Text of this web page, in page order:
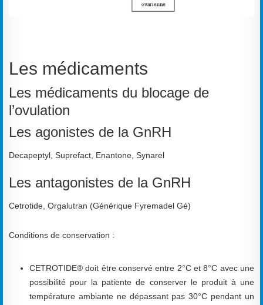
Les médicaments
Les médicaments du blocage de
l’ovulation
Les agonistes de la GnRH
Decapeptyl, Suprefact, Enantone, Synarel
Les antagonistes de la GnRH
Cetrotide, Orgalutran (Générique Fyremadel Gé)
Conditions de conservation :
CETROTIDE® doit être conservé entre 2°C et 8°C avec une
possibilité pour la patiente de conserver le produit à une
température ambiante ne dépassant pas 30°C pendant un